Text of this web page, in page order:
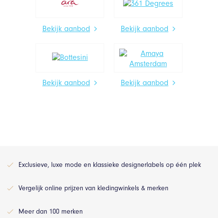
Bekijk aanbod Bekijk aanbod
Bekijk aanbod Bekijk aanbod
Exclusieve, luxe mode en klassieke designerlabels op één plek
Vergelijk online prijzen van kledingwinkels & merken
Meer dan 100 merken